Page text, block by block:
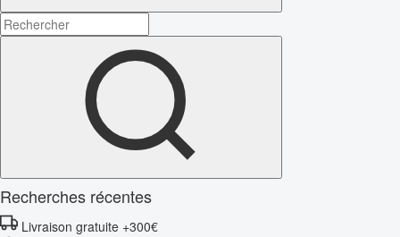
Recherches récentes
Livraison gratuite +300€